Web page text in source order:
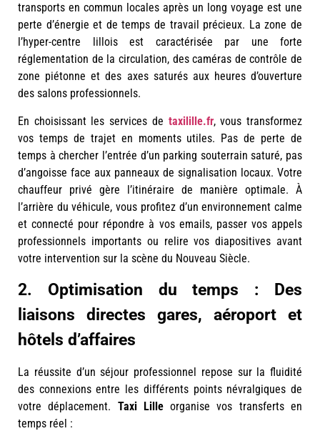
transports en commun locales après un long voyage est une
perte d’énergie et de temps de travail précieux. La zone de
l’hyper-centre lillois est caractérisée par une forte
réglementation de la circulation, des caméras de contrôle de
zone piétonne et des axes saturés aux heures d’ouverture
des salons professionnels.
En choisissant les services de taxilille.fr, vous transformez
vos temps de trajet en moments utiles. Pas de perte de
temps à chercher l’entrée d’un parking souterrain saturé, pas
d’angoisse face aux panneaux de signalisation locaux. Votre
chauffeur privé gère l’itinéraire de manière optimale. À
l’arrière du véhicule, vous profitez d’un environnement calme
et connecté pour répondre à vos emails, passer vos appels
professionnels importants ou relire vos diapositives avant
votre intervention sur la scène du Nouveau Siècle.
2. Optimisation du temps : Des
liaisons directes gares, aéroport et
hôtels d’affaires
La réussite d’un séjour professionnel repose sur la fluidité
des connexions entre les différents points névralgiques de
votre déplacement. Taxi Lilleorganise vos transferts en
temps réel :